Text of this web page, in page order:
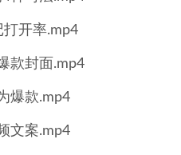
打开率.mp4
款封面.mp4
爆款.mp4
文案.mp4